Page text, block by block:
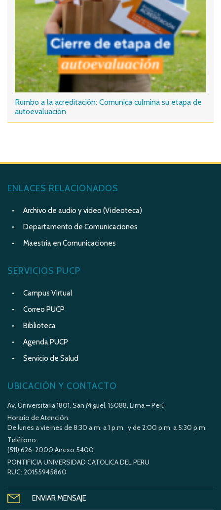
Rumbo a la acreditación: Comunica culmina su etapa de
autoevaluación
ENLACES RELACIONADOS
Archivo de audio y video (Videoteca)
Departamento de Comunicaciones
Maestría en Comunicaciones
SERVICIOS PUCP
Campus Virtual
Correo PUCP
Biblioteca
Agenda PUCP
Servicio de Salud
UBICACIÓN Y CONTACTO
Av. Universitaria 1801, San Miguel, 15088, Lima – Perú
Horario de Atención:
De lunes a viernes de 8:30 a.m. a 1 p.m. y de 2:00 p.m. a 5:30 p.m.
Teléfono:
(511) 626-2000 Anexo 5400
PONTIFICIA UNIVERSIDAD CATOLICA DEL PERU
RUC: 20155945860
ENVIAR MENSAJE